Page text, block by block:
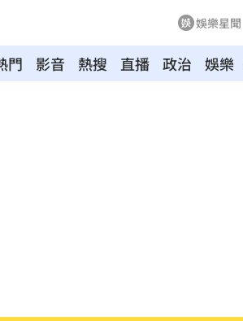
娛樂星聞
門 影音 熱搜 直播 政治 娛樂